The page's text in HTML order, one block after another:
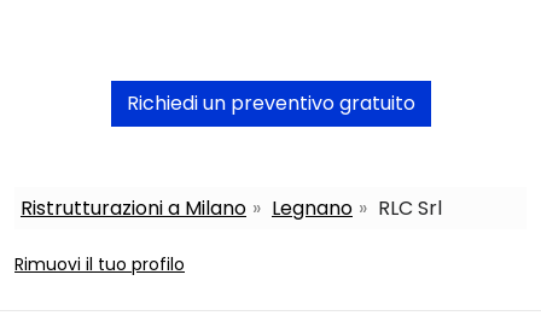
Richiedi un preventivo gratuito
Ristrutturazioni a Milano Legnano RLC Srl
Rimuovi il tuo profilo